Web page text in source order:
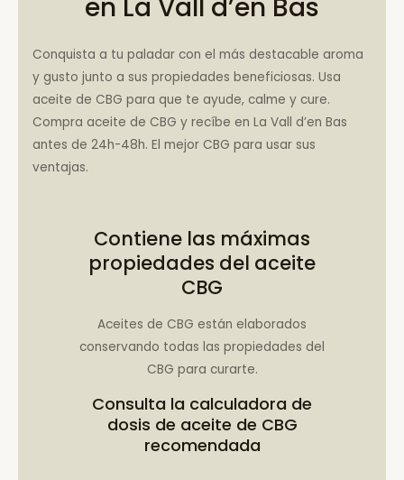
en La Vall d’en Bas
Conquista a tu paladar con el más destacable aroma
y gusto junto a sus propiedades beneficiosas. Usa
aceite de CBG para que te ayude, calme y cure.
Compra aceite de CBG y recíbe en La Vall d’en Bas
antes de 24h-48h. El mejor CBG para usar sus
ventajas.
Contiene las máximas
propiedades del aceite
CBG
Aceites de CBG están elaborados
conservando todas las propiedades del
CBG para curarte.
Consulta la calculadora de
dosis de aceite de CBG
recomendada